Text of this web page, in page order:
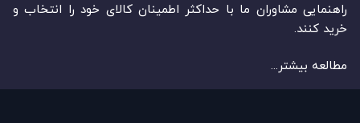
راهنمایی مشاوران ما با حداکثر اطمینان کالای خود را انتخاب و
خرید کنند.
مطالعه بیشتر...